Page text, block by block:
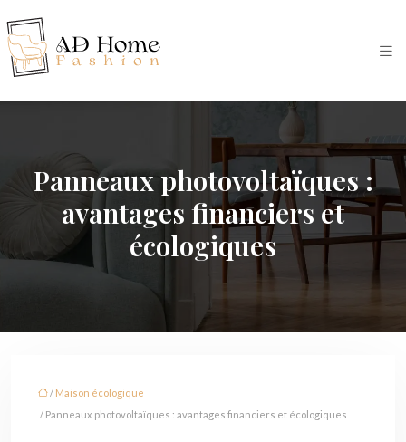
Panneaux photovoltaïques :
avantages financiers et
écologiques
/ Maison écologique
/ Panneaux photovoltaïques : avantages financiers et écologiques